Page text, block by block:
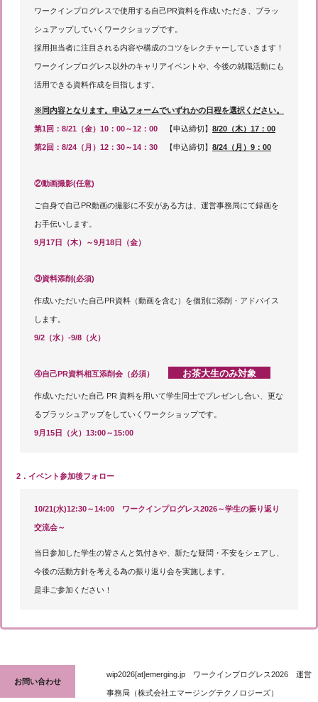
ワークインプログレスで使用する自己PR資料を作成いただき、ブラッ
シュアップしていくワークショップです。
採用担当者に注目される内容や構成のコツをレクチャーしていきます！
ワークインプログレス以外のキャリアイベントや、今後の就職活動にも
活用できる資料作成を目指します。
※同内容となります。申込フォームでいずれかの日程を選択ください。
第1回：8/21（金）10：00～12：00 【申込締切】 8/20（木）17：00
第2回：8/24（月）12：30～14：30 【申込締切】 8/24（月）9：00
②動画撮影(任意)
ご自身で自己PR動画の撮影に不安がある方は、運営事務局にて録画を
お手伝いします。
9月17日（木）～9月18日（金）
③資料添削(必須)
作成いただいた自己PR資料（動画を含む）を個別に添削・アドバイス
します。
9/2（水）-9/8（火）
④自己PR資料相互添削会（必須） お茶大生のみ対象
作成いただいた自己 PR 資料を用いて学生同士でプレゼンし合い、更な
るブラッシュアップをしていくワークショップです。
9月15日（火）13:00～15:00
2．イベント参加後フォロー
10/21(水)12:30～14:00 ワークインプログレス2026～学生の振り返り
交流会～
当日参加した学生の皆さんと気付きや、新たな疑問・不安をシェアし、
今後の活動方針を考える為の振り返り会を実施します。
是非ご参加ください！
お問い合わせ
wip2026[at]emerging.jp ワークインプログレス2026 運営
事務局（株式会社エマージングテクノロジーズ）